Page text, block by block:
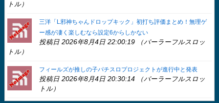
トル）
三洋「L邪神ちゃんドロップキック」初打ち評価まとめ！無理ゲ
ー感が凄く楽しむなら設定6からしかない
投稿日 2026年8月4日 22:00:19 （パーラーフルスロッ
トル）
フィールズが推しの子パチスロプロジェクトが進行中と発表
投稿日 2026年8月4日 20:30:14 （パーラーフルスロッ
トル）